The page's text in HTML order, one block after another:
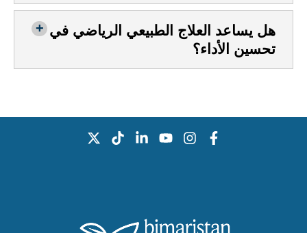
هل يساعد العلاج الطبيعي الرياضي في
تحسين الأداء؟